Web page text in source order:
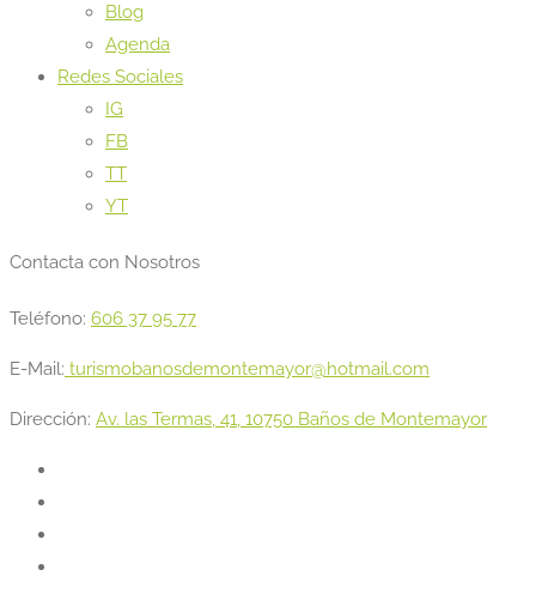
Blog
Agenda
Redes Sociales
IG
FB
TT
YT
Contacta con Nosotros
Teléfono: 606 37 95 77
E-Mail: turismobanosdemontemayor@hotmail.com
Dirección: Av. las Termas, 41, 10750 Baños de Montemayor